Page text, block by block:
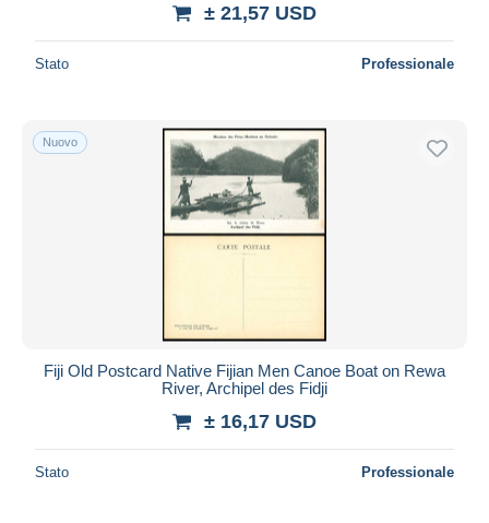
± 21,57 USD
Stato Professionale
Nuovo
Fiji Old Postcard Native Fijian Men Canoe Boat on Rewa
River, Archipel des Fidji
± 16,17 USD
Stato Professionale